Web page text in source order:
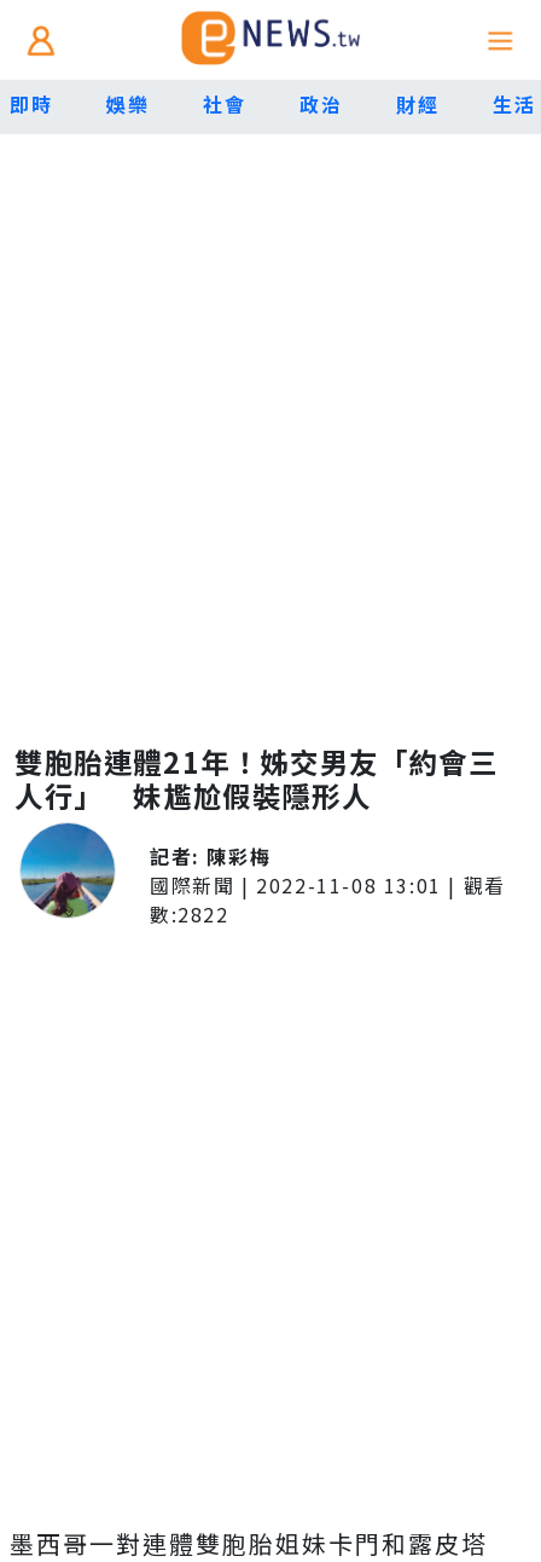
即時 娛樂 社會 政治 財經 生活
雙胞胎連體21年！姊交男友「約會三
人行」 妹尷尬假裝隱形人
記者: 陳彩梅
國際新聞 | 2022-11-08 13:01 | 觀看
數:2822
墨西哥一對連體雙胞胎姐妹卡門和露皮塔